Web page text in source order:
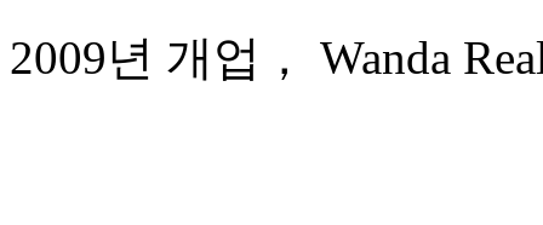
2009년 개업， Wanda